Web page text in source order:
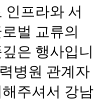
인프라와 서
벌 교류의
은 행사입니
병원 관계자
주셔서 강남